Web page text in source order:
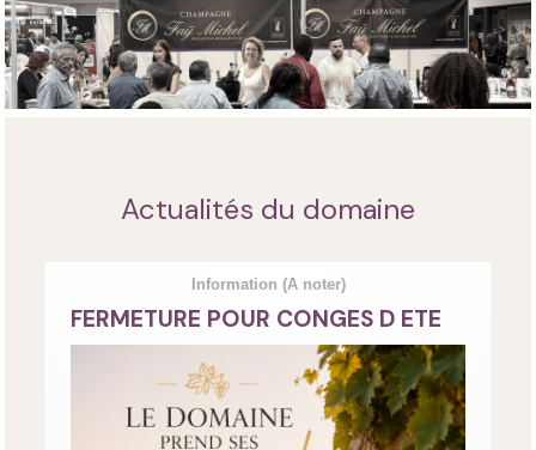
Actualités du domaine
Information (A noter)
FERMETURE POUR CONGES D ETE